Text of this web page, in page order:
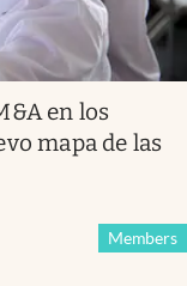
en los
mapa de las
Members